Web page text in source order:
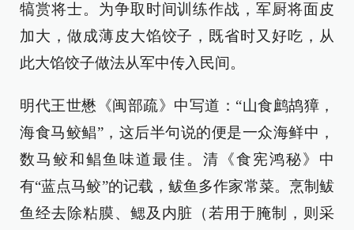
犒赏将士。为争取时间训练作战，军厨将面皮
加大，做成薄皮大馅饺子，既省时又好吃，从
此大馅饺子做法从军中传入民间。
明代王世懋《闽部疏》中写道：“山食鹧鸪獐，
海食马鲛鲳”，这后半句说的便是一众海鲜中，
数马鲛和鲳鱼味道最佳。清《食宪鸿秘》中
有“蓝点马鲛”的记载，鲅鱼多作家常菜。烹制鲅
鱼经去除粘膜、鳃及内脏（若用于腌制，则采